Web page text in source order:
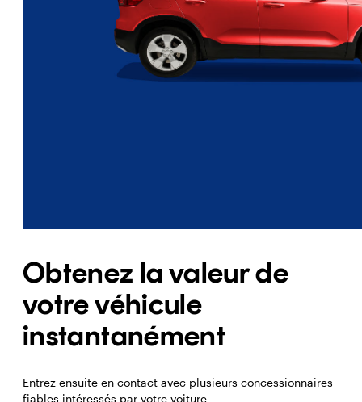
Obtenez la valeur de
votre véhicule
instantanément
Entrez ensuite en contact avec plusieurs concessionnaires
fiables intéressés par votre voiture